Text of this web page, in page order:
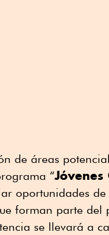
de áreas
“
oportunidades
forman parte del
se llevará a